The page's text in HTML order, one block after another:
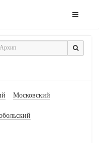
Московский